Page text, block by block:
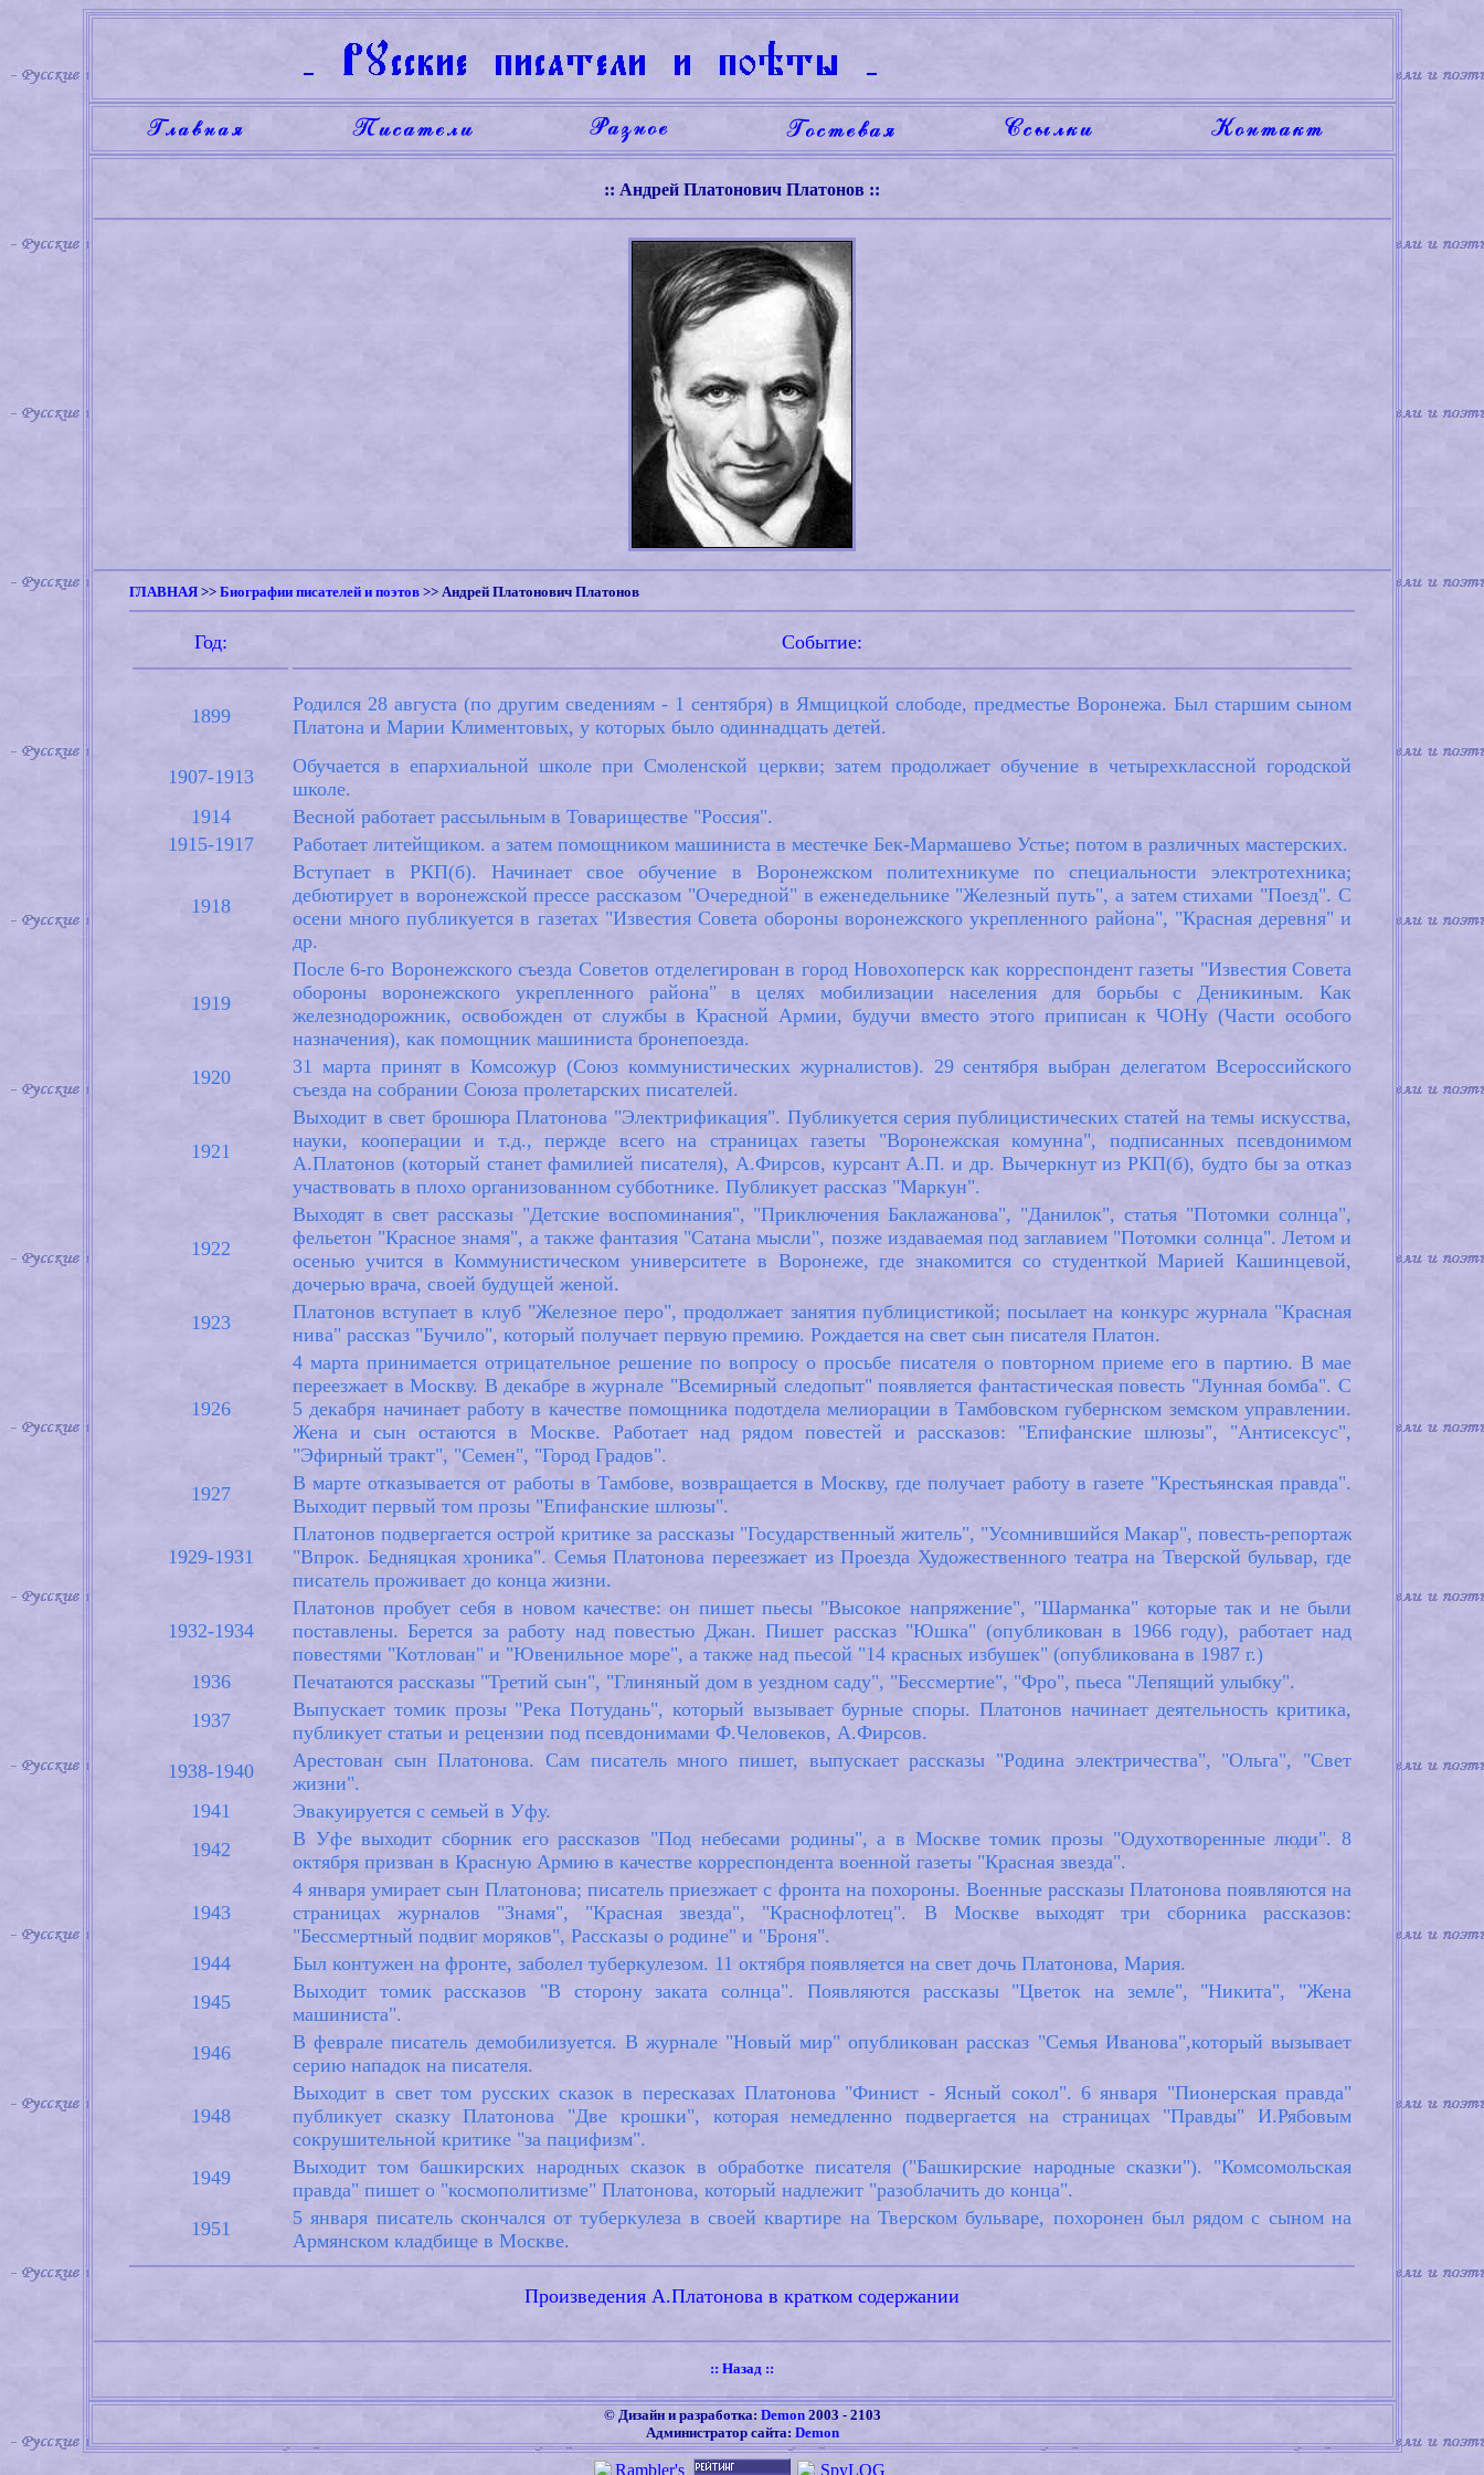
:: Андрей Платонович Платонов ::
ГЛАВНАЯ >> Биографии писателей и поэтов >> Андрей Платонович Платонов
Год: Событие:
1899
Родился 28 августа (по другим сведениям - 1 сентября) в Ямщицкой слободе, предместье Воронежа. Был старшим сыном
Платона и Марии Климентовых, у которых было одиннадцать детей.
1907-1913
Обучается в епархиальной школе при Смоленской церкви; затем продолжает обучение в четырехклассной городской
школе.
1914
Весной работает рассыльным в Товариществе "Россия".
1915-1917
Работает литейщиком. а затем помощником машиниста в местечке Бек-Мармашево Устье; потом в различных мастерских.
1918
Вступает в РКП(б). Начинает свое обучение в Воронежском политехникуме по специальности электротехника;
дебютирует в воронежской прессе рассказом "Очередной" в еженедельнике "Железный путь", а затем стихами "Поезд". С
осени много публикуется в газетах "Известия Совета обороны воронежского укрепленного района", "Красная деревня" и
др.
1919
После 6-го Воронежского съезда Советов отделегирован в город Новохоперск как корреспондент газеты "Известия Совета
обороны воронежского укрепленного района" в целях мобилизации населения для борьбы с Деникиным. Как
железнодорожник, освобожден от службы в Красной Армии, будучи вместо этого приписан к ЧОНу (Части особого
назначения), как помощник машиниста бронепоезда.
1920
31 марта принят в Комсожур (Союз коммунистических журналистов). 29 сентября выбран делегатом Всероссийского
съезда на собрании Союза пролетарских писателей.
1921
Выходит в свет брошюра Платонова "Электрификация". Публикуется серия публицистических статей на темы искусства,
науки, кооперации и т.д., пержде всего на страницах газеты "Воронежская комунна", подписанных псевдонимом
А.Платонов (который станет фамилией писателя), А.Фирсов, курсант А.П. и др. Вычеркнут из РКП(б), будто бы за отказ
участвовать в плохо организованном субботнике. Публикует рассказ "Маркун".
1922
Выходят в свет рассказы "Детские воспоминания", "Приключения Баклажанова", "Данилок", статья "Потомки солнца",
фельетон "Красное знамя", а также фантазия "Сатана мысли", позже издаваемая под заглавием "Потомки солнца". Летом и
осенью учится в Коммунистическом университете в Воронеже, где знакомится со студенткой Марией Кашинцевой,
дочерью врача, своей будущей женой.
1923
Платонов вступает в клуб "Железное перо", продолжает занятия публицистикой; посылает на конкурс журнала "Красная
нива" рассказ "Бучило", который получает первую премию. Рождается на свет сын писателя Платон.
1926
4 марта принимается отрицательное решение по вопросу о просьбе писателя о повторном приеме его в партию. В мае
переезжает в Москву. В декабре в журнале "Всемирный следопыт" появляется фантастическая повесть "Лунная бомба". С
5 декабря начинает работу в качестве помощника подотдела мелиорации в Тамбовском губернском земском управлении.
Жена и сын остаются в Москве. Работает над рядом повестей и рассказов: "Епифанские шлюзы", "Антисексус",
"Эфирный тракт", "Семен", "Город Градов".
1927
В марте отказывается от работы в Тамбове, возвращается в Москву, где получает работу в газете "Крестьянская правда".
Выходит первый том прозы "Епифанские шлюзы".
1929-1931
Платонов подвергается острой критике за рассказы "Государственный житель", "Усомнившийся Макар", повесть-репортаж
"Впрок. Бедняцкая хроника". Семья Платонова переезжает из Проезда Художественного театра на Тверской бульвар, где
писатель проживает до конца жизни.
1932-1934
Платонов пробует себя в новом качестве: он пишет пьесы "Высокое напряжение", "Шарманка" которые так и не были
поставлены. Берется за работу над повестью Джан. Пишет рассказ "Юшка" (опубликован в 1966 году), работает над
повестями "Котлован" и "Ювенильное море", а также над пьесой "14 красных избушек" (опубликована в 1987 г.)
1936
Печатаются рассказы "Третий сын", "Глиняный дом в уездном саду", "Бессмертие", "Фро", пьеса "Лепящий улыбку".
1937
Выпускает томик прозы "Река Потудань", который вызывает бурные споры. Платонов начинает деятельность критика,
публикует статьи и рецензии под псевдонимами Ф.Человеков, А.Фирсов.
1938-1940
Арестован сын Платонова. Сам писатель много пишет, выпускает рассказы "Родина электричества", "Ольга", "Свет
жизни".
1941
Эвакуируется с семьей в Уфу.
1942
В Уфе выходит сборник его рассказов "Под небесами родины", а в Москве томик прозы "Одухотворенные люди". 8
октября призван в Красную Армию в качестве корреспондента военной газеты "Красная звезда".
1943
4 января умирает сын Платонова; писатель приезжает с фронта на похороны. Военные рассказы Платонова появляются на
страницах журналов "Знамя", "Красная звезда", "Краснофлотец". В Москве выходят три сборника рассказов:
"Бессмертный подвиг моряков", Рассказы о родине" и "Броня".
1944
Был контужен на фронте, заболел туберкулезом. 11 октября появляется на свет дочь Платонова, Мария.
1945
Выходит томик рассказов "В сторону заката солнца". Появляются рассказы "Цветок на земле", "Никита", "Жена
машиниста".
1946
В феврале писатель демобилизуется. В журнале "Новый мир" опубликован рассказ "Семья Иванова",который вызывает
серию нападок на писателя.
1948
Выходит в свет том русских сказок в пересказах Платонова "Финист - Ясный сокол". 6 января "Пионерская правда"
публикует сказку Платонова "Две крошки", которая немедленно подвергается на страницах "Правды" И.Рябовым
сокрушительной критике "за пацифизм".
1949
Выходит том башкирских народных сказок в обработке писателя ("Башкирские народные сказки"). "Комсомольская
правда" пишет о "космополитизме" Платонова, который надлежит "разоблачить до конца".
1951
5 января писатель скончался от туберкулеза в своей квартире на Тверском бульваре, похоронен был рядом с сыном на
Армянском кладбище в Москве.
Произведения А.Платонова в кратком содержании
:: Назад ::
© Дизайн и разработка: Demon 2003 - 2103
Администратор сайта: Demon